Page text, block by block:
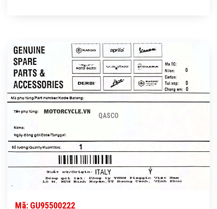
QASCO
Mã: GU95500222